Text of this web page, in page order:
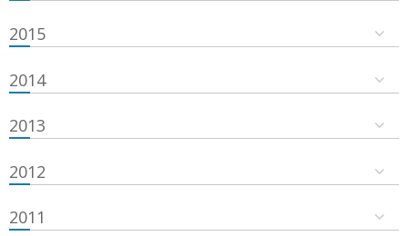
2015
2014
2013
2012
2011